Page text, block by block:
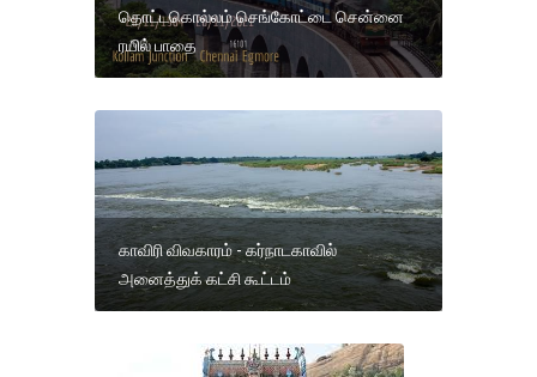
தொட்டகொல்லம் செங்கோட்டை சென்னை
ரயில் பாதை
காவிரி விவகாரம் - கர்நாடகாவில்
அனைத்துக் கட்சி கூட்டம்